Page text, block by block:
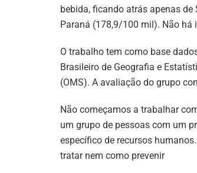
bebida, ficando atrás apenas
Paraná (178,9/100 mil). Não
O trabalho tem como base
Brasileiro de Geografia e
(OMS). A avaliação do grupo
Não começamos a trabalhar
um grupo de pessoas com um
específico de recursos
tratar nem como prevenir